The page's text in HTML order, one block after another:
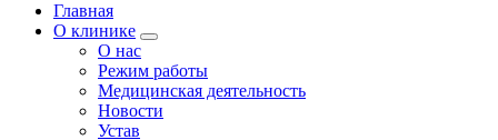
Главная
О клинике
О нас
Режим работы
Медицинская деятельность
Новости
Устав